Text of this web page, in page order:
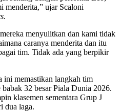
menderita,” ujar Scaloni
menyulitkan dan kami tidak
caranya menderita dan itu
tim. Tidak ada yang berpikir
ini memastikan langkah tim
32 besar Piala Dunia 2026.
klasemen sementara Grup J
dua laga.